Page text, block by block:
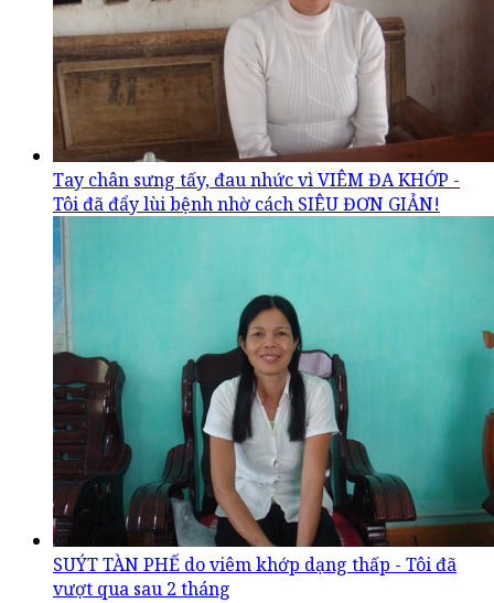
Tay chân sưng tấy, đau nhức vì VIÊM ĐA KHỚP -
Tôi đã đẩy lùi bệnh nhờ cách SIÊU ĐƠN GIẢN!
SUÝT TÀN PHẾ do viêm khớp dạng thấp - Tôi đã
vượt qua sau 2 tháng